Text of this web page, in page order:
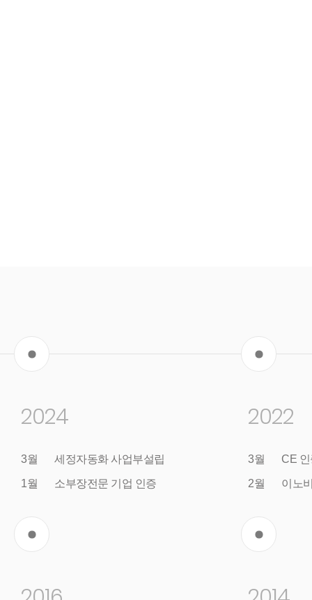
2024
3월 세정자동화 사업부설립
1월 소부장전문 기업 인증
2022
3월 CE
2월 이노